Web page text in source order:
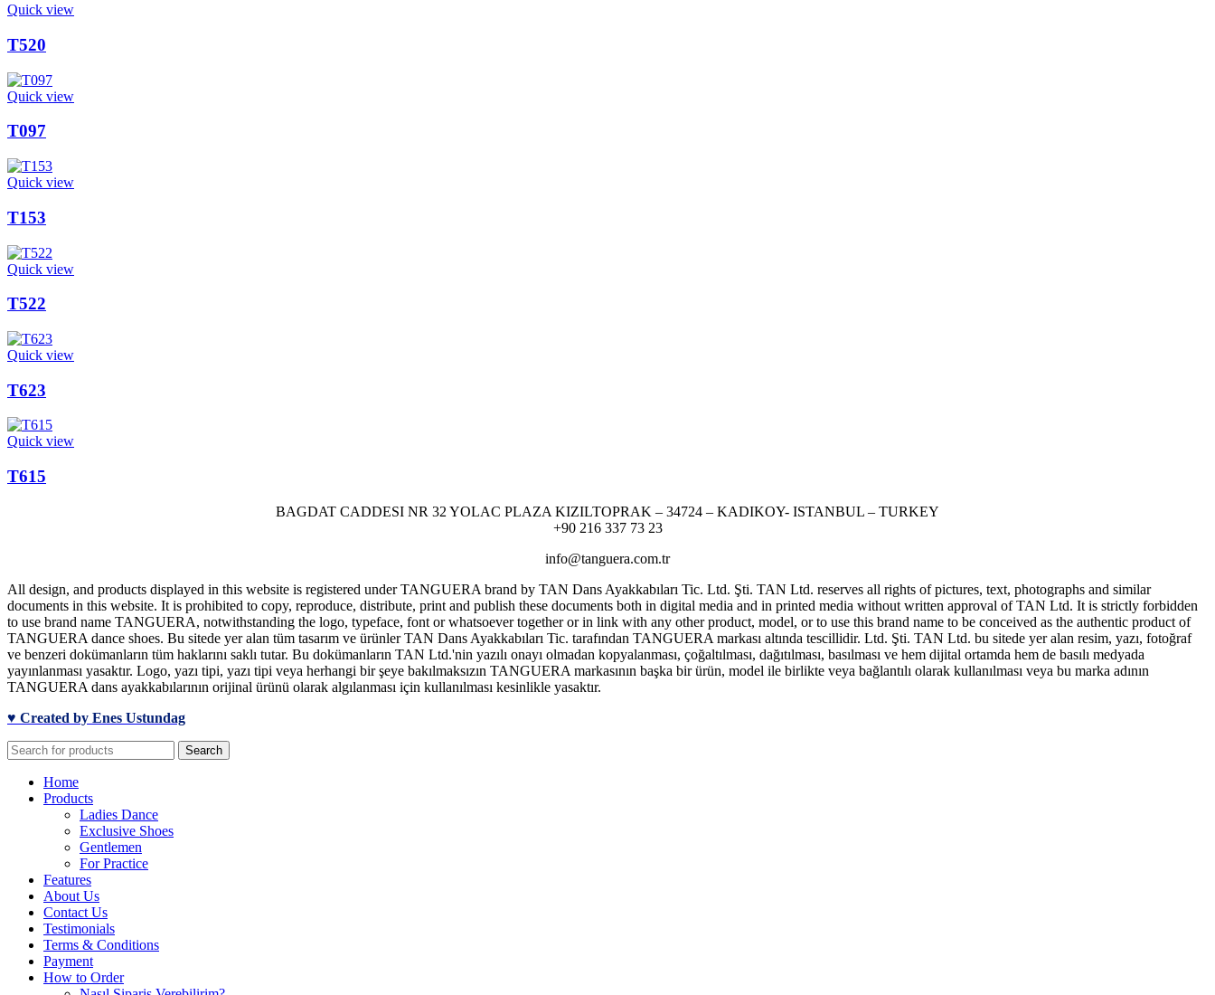
Quick view
T520
Quick view
T097
Quick view
T153
Quick view
T522
Quick view
T623
Quick view
T615
BAGDAT CADDESI NR 32 YOLAC PLAZA KIZILTOPRAK – 34724 – KADIKOY- ISTANBUL – TURKEY
+90 216 337 73 23
info@tanguera.com.tr
All design, and products displayed in this website is registered under TANGUERA brand by TAN Dans Ayakkabıları Tic. Ltd. Şti. TAN Ltd. reserves all rights of pictures, text, photographs and similar
documents in this website. It is prohibited to copy, reproduce, distribute, print and publish these documents both in digital media and in printed media without written approval of TAN Ltd. It is strictly forbidden
to use brand name TANGUERA, notwithstanding the logo, typeface, font or whatsoever together or in link with any other product, model, or to use this brand name to be conceived as the authentic product of
TANGUERA dance shoes. Bu sitede yer alan tüm tasarım ve ürünler TAN Dans Ayakkabıları Tic. tarafından TANGUERA markası altında tescillidir. Ltd. Şti. TAN Ltd. bu sitede yer alan resim, yazı, fotoğraf
ve benzeri dokümanların tüm haklarını saklı tutar. Bu dokümanların TAN Ltd.'nin yazılı onayı olmadan kopyalanması, çoğaltılması, dağıtılması, basılması ve hem dijital ortamda hem de basılı medyada
yayınlanması yasaktır. Logo, yazı tipi, yazı tipi veya herhangi bir şeye bakılmaksızın TANGUERA markasının başka bir ürün, model ile birlikte veya bağlantılı olarak kullanılması veya bu marka adının
TANGUERA dans ayakkabılarının orijinal ürünü olarak algılanması için kullanılması kesinlikle yasaktır.
♥ Created by Enes Ustundag
Search
Home
Products
Ladies Dance
Exclusive Shoes
Gentlemen
For Practice
Features
About Us
Contact Us
Testimonials
Terms & Conditions
Payment
How to Order